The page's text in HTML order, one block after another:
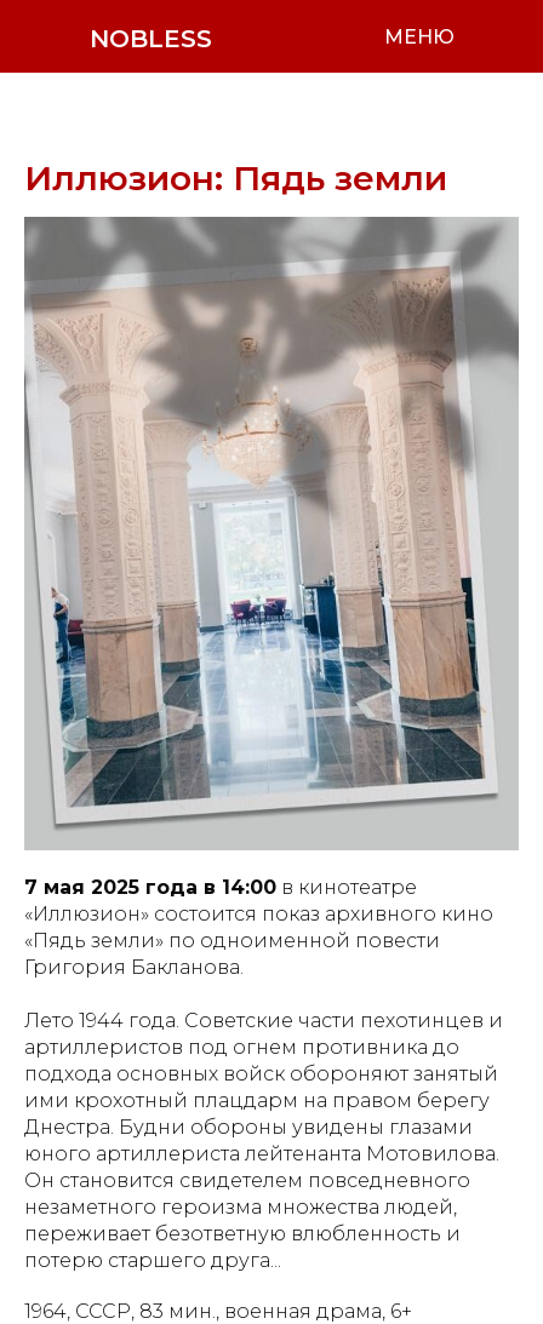
NOBLESS МЕНЮ
Иллюзион: Пядь земли
7 мая 2025 года в 14:00 в кинотеатре
«Иллюзион» состоится показ архивного кино
«Пядь земли» по одноименной повести
Григория Бакланова.
Лето 1944 года. Советские части пехотинцев и
артиллеристов под огнем противника до
подхода основных войск обороняют занятый
ими крохотный плацдарм на правом берегу
Днестра. Будни обороны увидены глазами
юного артиллериста лейтенанта Мотовилова.
Он становится свидетелем повседневного
незаметного героизма множества людей,
переживает безответную влюбленность и
потерю старшего друга...
1964, СССР, 83 мин., военная драма, 6+